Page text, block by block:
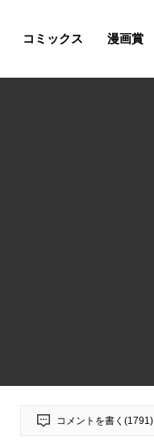
コミックス 漫画賞
コメントを書く(1791)